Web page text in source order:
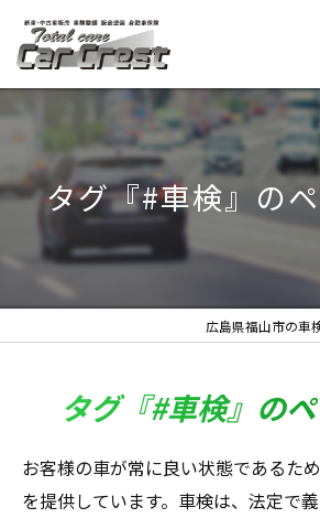
タグ『#車検』の
広島県福山市の車
タグ『#車検』の
お客様の車が常に良い状態であるた
を提供しています。車検は、法定で